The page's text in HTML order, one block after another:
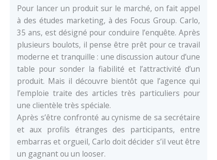
Pour lancer un produit sur le marché, on fait appel
à des études marketing, à des Focus Group. Carlo,
35 ans, est désigné pour conduire l’enquête. Après
plusieurs boulots, il pense être prêt pour ce travail
moderne et tranquille : une discussion autour d’une
table pour sonder la fiabilité et l’attractivité d’un
produit. Mais il découvre bientôt que l’agence qui
l’emploie traite des articles très particuliers pour
une clientèle très spéciale.
Après s’être confronté au cynisme de sa secrétaire
et aux profils étranges des participants, entre
embarras et orgueil, Carlo doit décider s’il veut être
un gagnant ou un looser.